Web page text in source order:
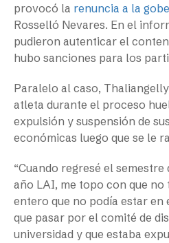
provocó la renuncia a la
Rosselló Nevares. En el
pudieron autenticar el
hubo sanciones para los
Paralelo al caso,
atleta durante el proceso
expulsión y suspensión de
económicas luego que se le
“Cuando regresé el
año LAI, me topo con que no
entero que no podía estar en
que pasar por el comité de
universidad y que estaba